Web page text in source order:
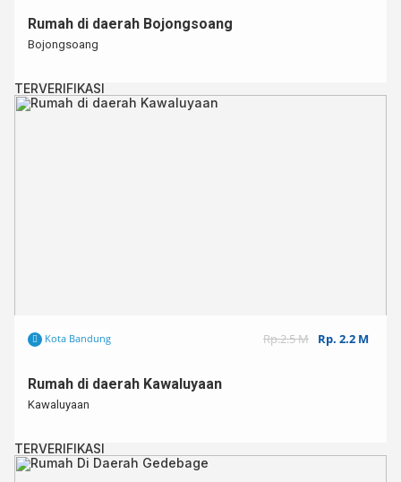
Rumah di daerah Bojongsoang⁣⁣
Bojongsoang⁣⁣
TERVERIFIKASI
Kota Bandung Rp.2.5 M Rp. 2.2 M
Rumah di daerah Kawaluyaan
Kawaluyaan
TERVERIFIKASI